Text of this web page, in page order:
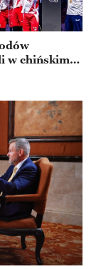
w chińskim